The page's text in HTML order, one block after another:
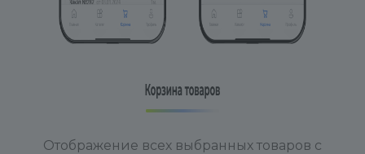
Отображение всех выбранных товаров с